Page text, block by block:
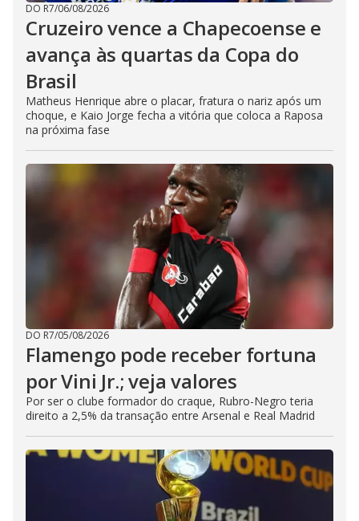
DO R7/06/08/2026
Cruzeiro vence a Chapecoense e
avança às quartas da Copa do
Brasil
Matheus Henrique abre o placar, fratura o nariz após um
choque, e Kaio Jorge fecha a vitória que coloca a Raposa
na próxima fase
DO R7/05/08/2026
Flamengo pode receber fortuna
por Vini Jr.; veja valores
Por ser o clube formador do craque, Rubro-Negro teria
direito a 2,5% da transação entre Arsenal e Real Madrid